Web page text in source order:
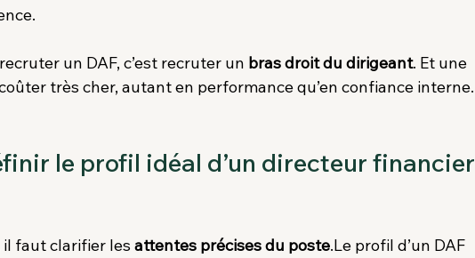
un DAF, c’est recruter un bras droit du dirigeant. Et une
très cher, autant en performance qu’en confiance interne.
le profil idéal d’un directeur financier
faut clarifier les attentes précises du poste.Le profil d’un DAF